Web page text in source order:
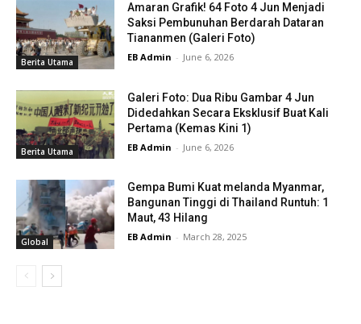
Berita Utama
Amaran Grafik! 64 Foto 4 Jun Menjadi
Saksi Pembunuhan Berdarah Dataran
Tiananmen (Galeri Foto)
EB Admin - June 6, 2026
Berita Utama
Galeri Foto: Dua Ribu Gambar 4 Jun
Didedahkan Secara Eksklusif Buat Kali
Pertama (Kemas Kini 1)
EB Admin - June 6, 2026
Global
Gempa Bumi Kuat melanda Myanmar,
Bangunan Tinggi di Thailand Runtuh: 1
Maut, 43 Hilang
EB Admin - March 28, 2025